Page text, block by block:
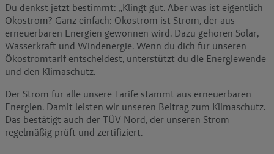
Du denkst jetzt bestimmt: „Klingt gut. Aber was ist eigentlich
Ökostrom? Ganz einfach: Ökostrom ist Strom, der aus
erneuerbaren Energien gewonnen wird. Dazu gehören Solar,
Wasserkraft und Windenergie. Wenn du dich für unseren
Ökostromtarif entscheidest, unterstützt du die Energiewende
und den Klimaschutz.
Der Strom für alle unsere Tarife stammt aus erneuerbaren
Energien. Damit leisten wir unseren Beitrag zum Klimaschutz.
Das bestätigt auch der TÜV Nord, der unseren Strom
regelmäßig prüft und zertifiziert.